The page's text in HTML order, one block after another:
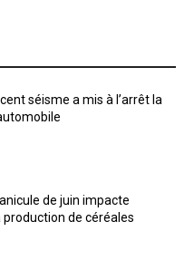
séisme a mis à l’arrêt la
de juin impacte
de céréales